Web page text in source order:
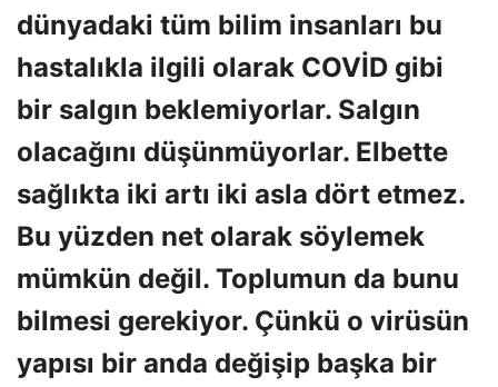
dünyadaki tüm bilim insanları bu
hastalıkla ilgili olarak COVİD gibi
bir salgın beklemiyorlar. Salgın
olacağını düşünmüyorlar. Elbette
sağlıkta iki artı iki asla dört etmez.
Bu yüzden net olarak söylemek
mümkün değil. Toplumun da bunu
bilmesi gerekiyor. Çünkü o virüsün
yapısı bir anda değişip başka bir